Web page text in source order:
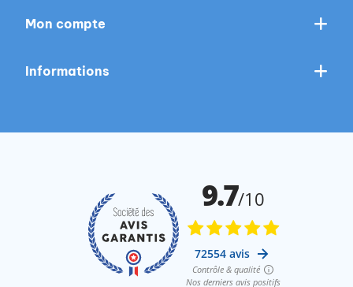
Mon compte
Informations